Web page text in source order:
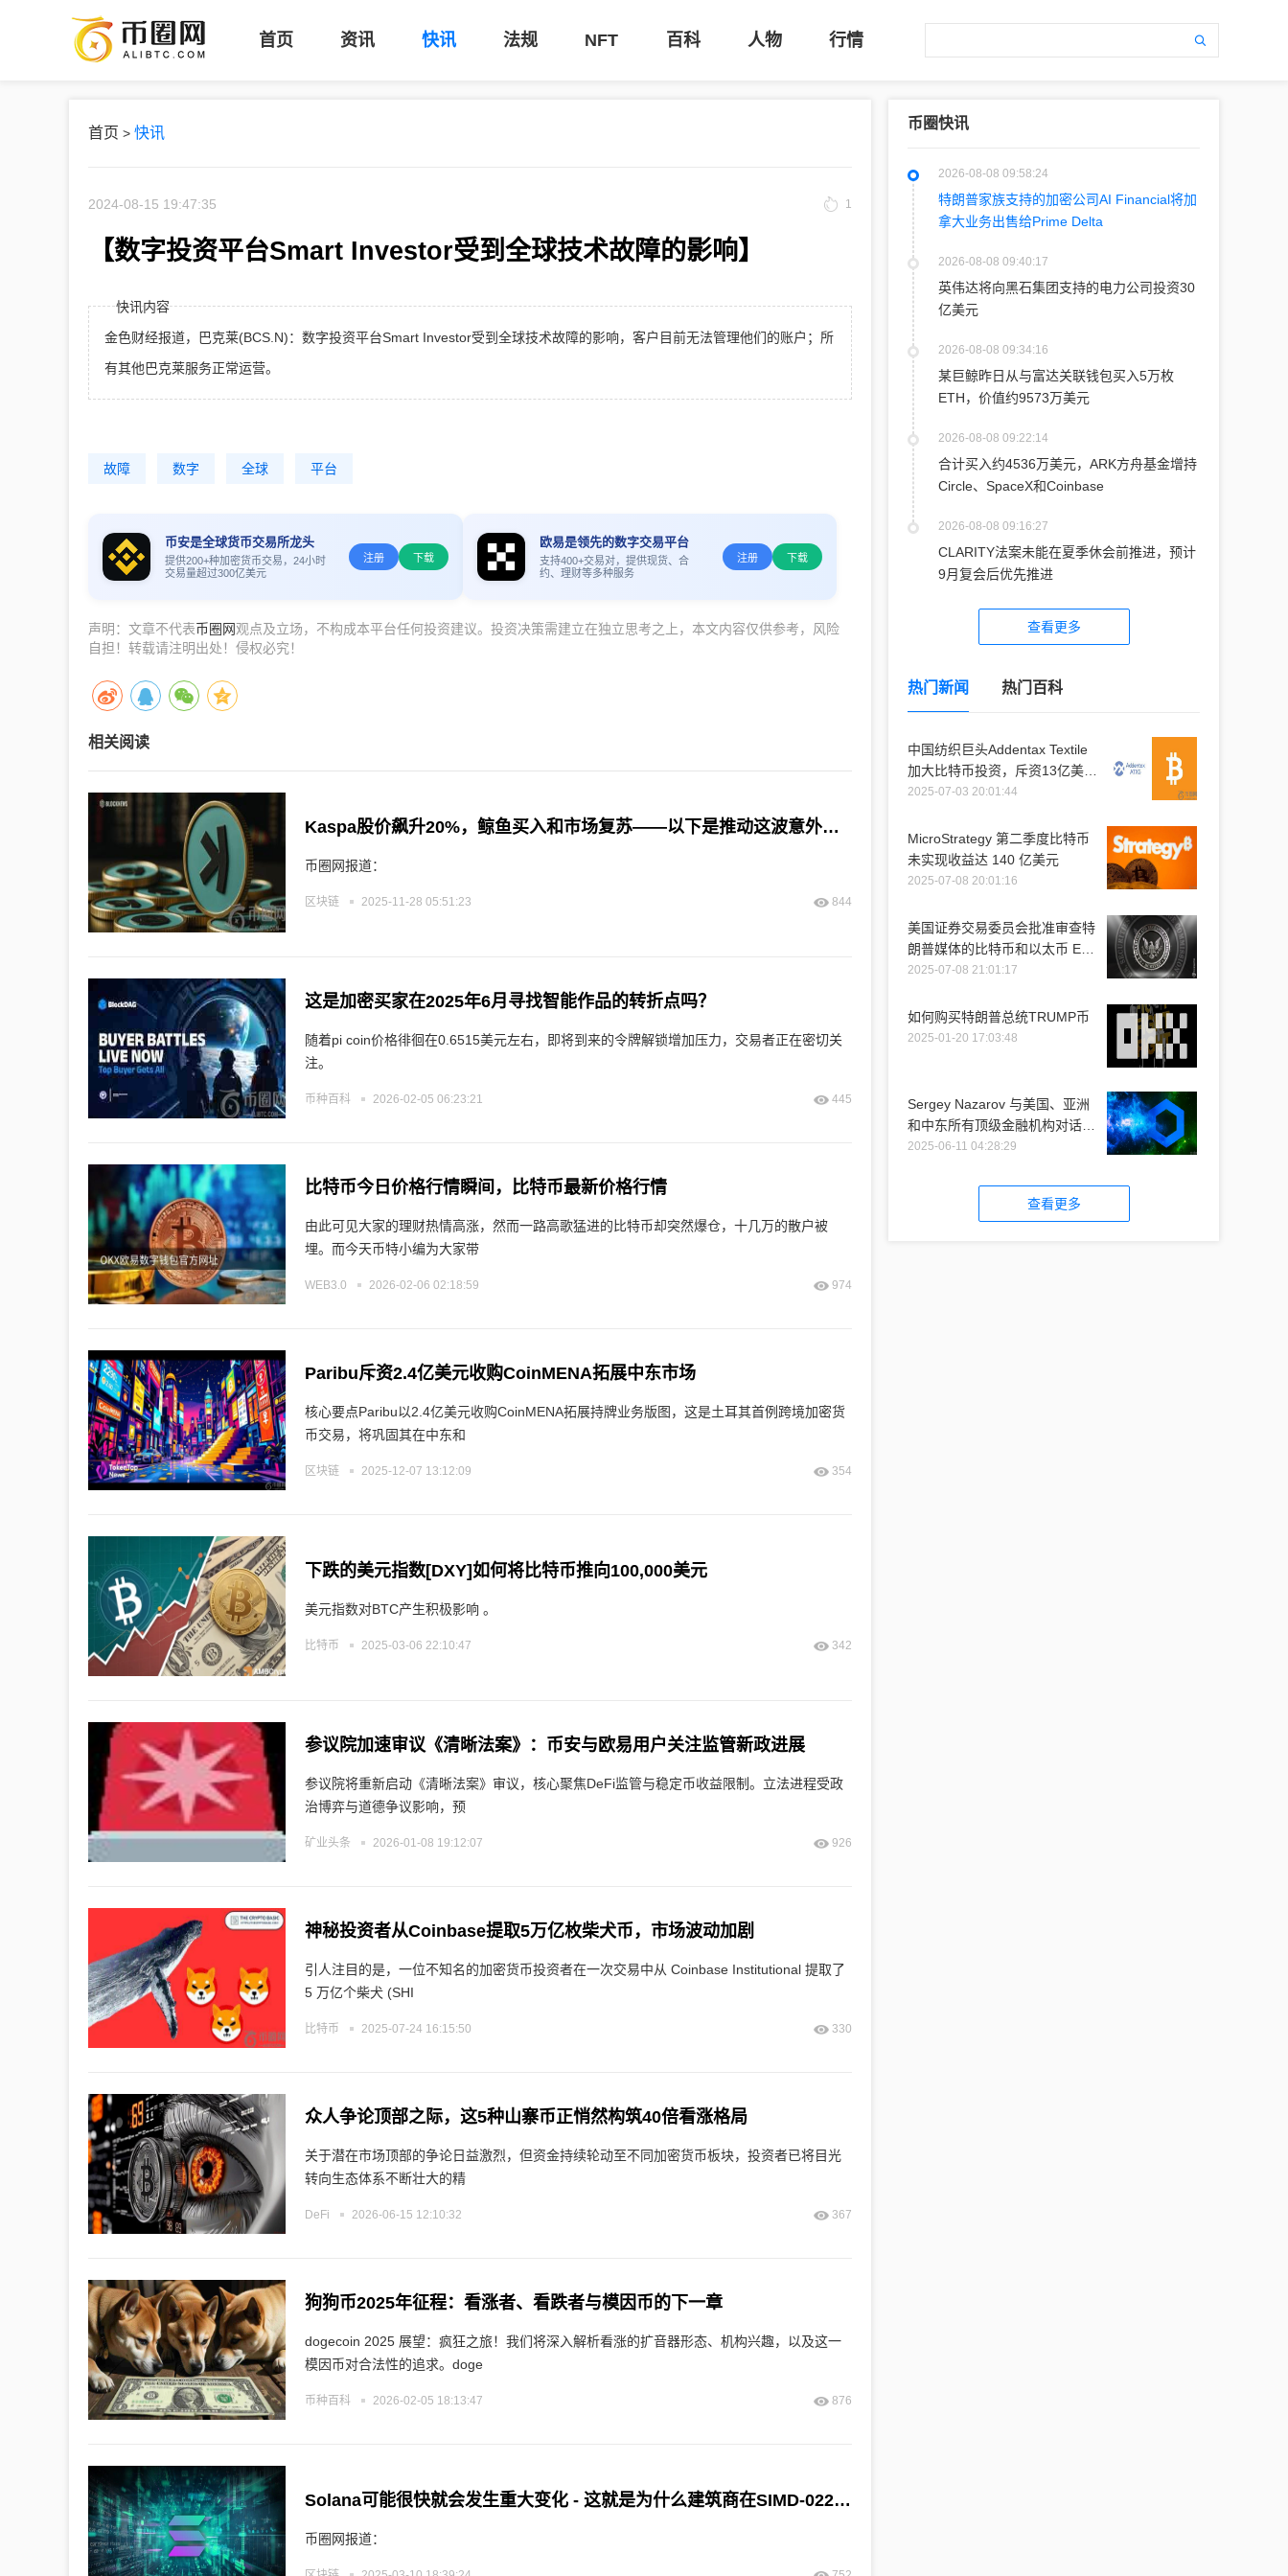
币
首页 资讯 快讯 法规 NFT 百科 人物 行情
首页 > 快讯
2024-08-15 19:47:35 1
【数字投资平台Smart Investor受到全球技术故障的影响】
快讯内容
金色财经报道，巴克莱(BCS.N)：数字投资平台Smart Investor受到全球技术故障的影响，客户目前无法管理他们的账户；所
有其他巴克莱服务正常运营。
故障 数字 全球 平台
币安是全球货币交易所龙头
提供200+种加密货币交易，24小时
交易量超过300亿美元
注册 下载
欧易是领先的数字交易平台
支持400+交易对，提供现货、合
约、理财等多种服务
注册 下载
声明：文章不代表币圈网观点及立场，不构成本平台任何投资建议。投资决策需建立在独立思考之上，本文内容仅供参考，风险
自担！转载请注明出处！侵权必究！
相关阅读
Kaspa股价飙升20%，鲸鱼买入和市场复苏——以下是推动这波意外上涨的因素
币圈网报道：
区块链 2025-11-28 05:51:23 844
这是加密买家在2025年6月寻找智能作品的转折点吗？
随着pi coin价格徘徊在0.6515美元左右，即将到来的令牌解锁增加压力，交易者正在密切关
注。
币种百科 2026-02-05 06:23:21 445
比特币今日价格行情瞬间，比特币最新价格行情
由此可见大家的理财热情高涨，然而一路高歌猛进的比特币却突然爆仓，十几万的散户被
埋。而今天币特小编为大家带
WEB3.0 2026-02-06 02:18:59 974
Paribu斥资2.4亿美元收购CoinMENA拓展中东市场
核心要点Paribu以2.4亿美元收购CoinMENA拓展持牌业务版图，这是土耳其首例跨境加密货
币交易，将巩固其在中东和
区块链 2025-12-07 13:12:09 354
下跌的美元指数[DXY]如何将比特币推向100,000美元
美元指数对BTC产生积极影响 。
比特币 2025-03-06 22:10:47 342
参议院加速审议《清晰法案》：币安与欧易用户关注监管新政进展
参议院将重新启动《清晰法案》审议，核心聚焦DeFi监管与稳定币收益限制。立法进程受政
治博弈与道德争议影响，预
矿业头条 2026-01-08 19:12:07 926
神秘投资者从Coinbase提取5万亿枚柴犬币，市场波动加剧
引人注目的是，一位不知名的加密货币投资者在一次交易中从 Coinbase Institutional 提取了
5 万亿个柴犬 (SHI
比特币 2025-07-24 16:15:50 330
众人争论顶部之际，这5种山寨币正悄然构筑40倍看涨格局
关于潜在市场顶部的争论日益激烈，但资金持续轮动至不同加密货币板块，投资者已将目光
转向生态体系不断壮大的精
DeFi 2026-06-15 12:10:32 367
狗狗币2025年征程：看涨者、看跌者与模因币的下一章
dogecoin 2025 展望：疯狂之旅！我们将深入解析看涨的扩音器形态、机构兴趣，以及这一
模因币对合法性的追求。doge
币种百科 2026-02-05 18:13:47 876
Solana可能很快就会发生重大变化 - 这就是为什么建筑商在SIMD-0228上奔波的原因
币圈网报道：
币圈快讯
2026-08-08 09:58:24
特朗普家族支持的加密公司AI Financial将加
拿大业务出售给Prime Delta
2026-08-08 09:40:17
英伟达将向黑石集团支持的电力公司投资30
亿美元
2026-08-08 09:34:16
某巨鲸昨日从与富达关联钱包买入5万枚
ETH，价值约9573万美元
2026-08-08 09:22:14
合计买入约4536万美元，ARK方舟基金增持
Circle、SpaceX和Coinbase
2026-08-08 09:16:27
CLARITY法案未能在夏季休会前推进，预计
9月复会后优先推进
查看更多
热门新闻 热门百科
中国纺织巨头Addentax Textile
加大比特币投资，斥资13亿美元
购入1.2万枚比特币
2025-07-03 20:01:44
MicroStrategy 第二季度比特币
未实现收益达 140 亿美元
2025-07-08 20:01:16
美国证券交易委员会批准审查特
朗普媒体的比特币和以太币 ETF
推介
2025-07-08 21:01:17
如何购买特朗普总统TRUMP币
2025-01-20 17:03:48
Sergey Nazarov 与美国、亚洲
和中东所有顶级金融机构对话时
提到 Chainlink
2025-06-11 04:28:29
查看更多